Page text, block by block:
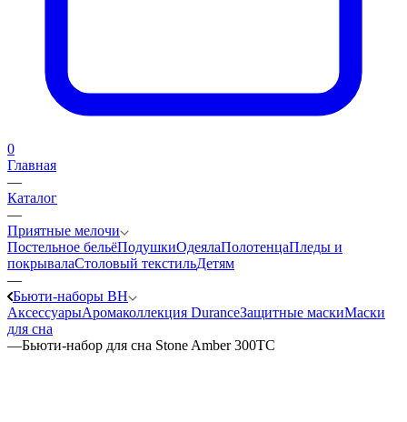
0
Главная
—
Каталог
—
Приятные мелочи
Постельное бельёПодушкиОдеялаПолотенцаПледы и
покрывалаСтоловый текстильДетям
—
Бьюти-наборы ВН
АксессуарыАромаколлекция DuranceЗащитные маскиМаски
для сна
—Бьюти-набор для сна Stone Amber 300ТС